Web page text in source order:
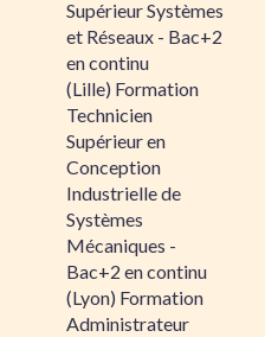
Supérieur Systèmes
et Réseaux - Bac+2
en continu
(Lille) Formation
Technicien
Supérieur en
Conception
Industrielle de
Systèmes
Mécaniques -
Bac+2 en continu
(Lyon) Formation
Administrateur